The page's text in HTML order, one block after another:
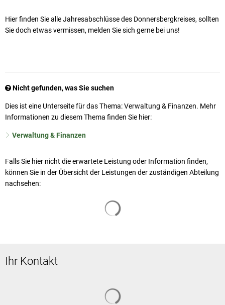
Donnersberg
Hier finden Sie alle Jahresabschlüsse des Donnersbergkreises, sollten
Sie doch etwas vermissen, melden Sie sich gerne bei uns!
Nicht gefunden, was Sie suchen
Dies ist eine Unterseite für das Thema: Verwaltung & Finanzen. Mehr
Informationen zu diesem Thema finden Sie hier:
Verwaltung & Finanzen
Falls Sie hier nicht die erwartete Leistung oder Information finden,
können Sie in der Übersicht der Leistungen der zuständigen Abteilung
nachsehen:
Ihr Kontakt